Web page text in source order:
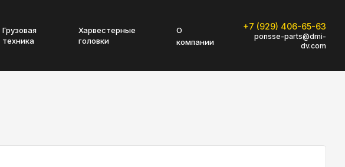
Грузовая
техника
Харвестерные
головки
О
компании
+7 (929) 406-65-63
ponsse-parts@dmi-
dv.com